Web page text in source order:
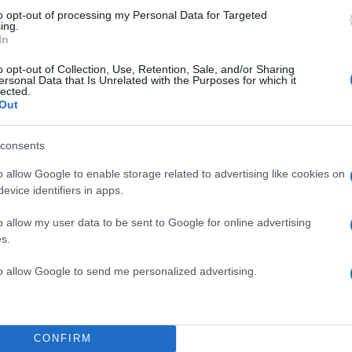
opt-out of processing my Personal Data for Targeted
opt-out of Collection, Use, Retention, Sale, and/or Sharing
Data that Is Unrelated with the Purposes for which it
allow Google to enable storage related to advertising like cookies on
identifiers in apps.
allow my user data to be sent to Google for online advertising
allow Google to send me personalized advertising.
CONFIRM
να
ο υπουργός